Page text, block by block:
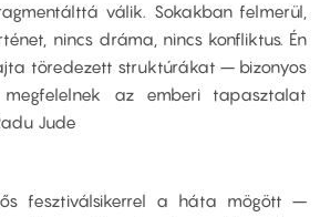
válik. Sokakban felmerül,
nincs dráma, nincs konfliktus. Én
töredezett struktúrákat – bizonyos
az emberi tapasztalat
Jude
fesztiválsikerrel a háta mögött –